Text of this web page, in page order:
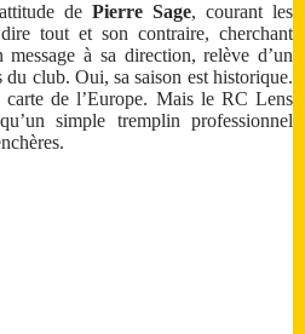
de Pierre Sage, courant les
tout et son contraire, cherchant
à sa direction, relève d’un
club. Oui, sa saison est historique.
de l’Europe. Mais le RC Lens
simple tremplin professionnel